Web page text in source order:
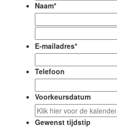
Naam*
E-mailadres*
Telefoon
Voorkeursdatum
Gewenst tijdstip